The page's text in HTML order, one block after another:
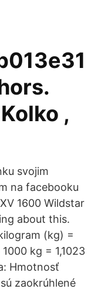
,
svojim
na facebooku
1600 Wildstar
about this.
(kg) =
kg = 1,1023
Hmotnosť
zaokrúhlené